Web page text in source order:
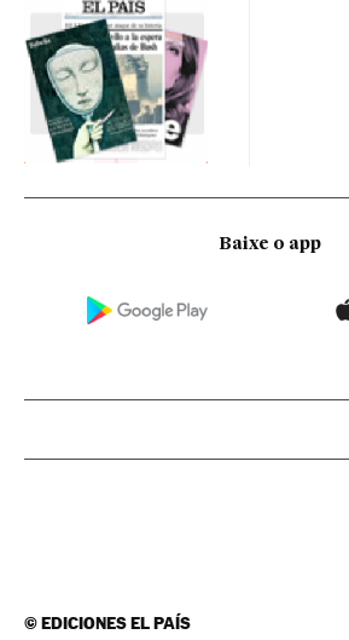
Baixe o app
©EDICIONES EL PAÍS